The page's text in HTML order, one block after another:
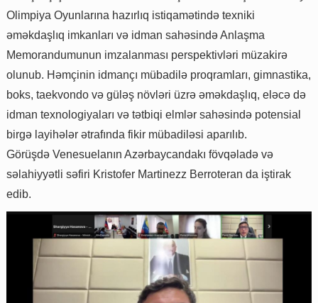
Olimpiya Oyunlarına hazırlıq istiqamətində texniki
əməkdaşlıq imkanları və idman sahəsində Anlaşma
Memorandumunun imzalanması perspektivləri müzakirə
olunub. Həmçinin idmançı mübadilə proqramları, gimnastika,
boks, taekvondo və güləş növləri üzrə əməkdaşlıq, eləcə də
idman texnologiyaları və tətbiqi elmlər sahəsində potensial
birgə layihələr ətrafında fikir mübadiləsi aparılıb.
Görüşdə Venesuelanın Azərbaycandakı fövqəladə və
səlahiyyətli səfiri Kristofer Martinezz Berroteran da iştirak
edib.